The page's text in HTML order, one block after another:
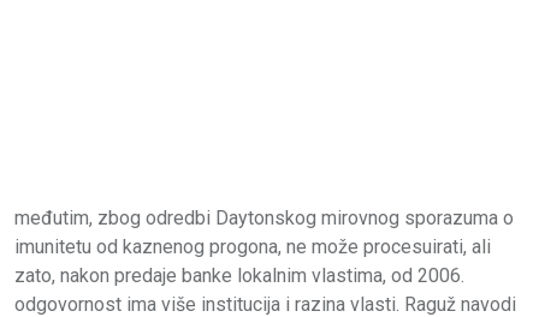
međutim, zbog odredbi Daytonskog mirovnog sporazuma o
imunitetu od kaznenog progona, ne može procesuirati, ali
zato, nakon predaje banke lokalnim vlastima, od 2006.
odgovornost ima više institucija i razina vlasti. Raguž navodi